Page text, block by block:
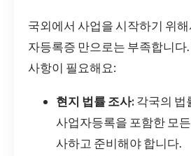
국외에서 사업을 시작하기 위
자등록증 만으로는 부족합니다
사항이 필요해요:
현지 법률 조사: 각국의 법
사업자등록을 포함한 모
사하고 준비해야 합니다.